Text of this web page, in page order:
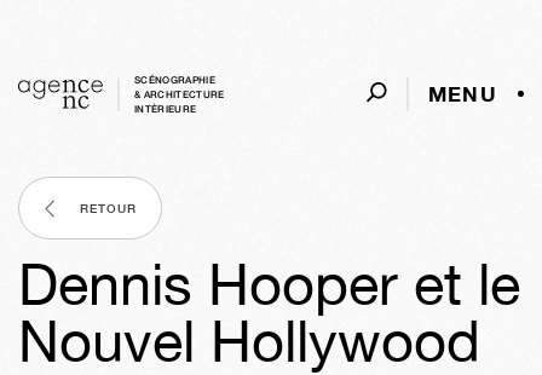
SCÉNOGRAPHIE
& ARCHITECTURE
INTÈRIEURE
MENU
RETOUR
Dennis Hooper et le
Nouvel Hollywood